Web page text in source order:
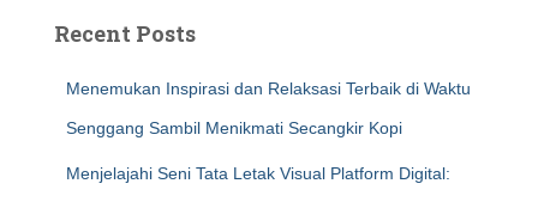
Recent Posts
Menemukan Inspirasi dan Relaksasi Terbaik di Waktu
Senggang Sambil Menikmati Secangkir Kopi
Menjelajahi Seni Tata Letak Visual Platform Digital: